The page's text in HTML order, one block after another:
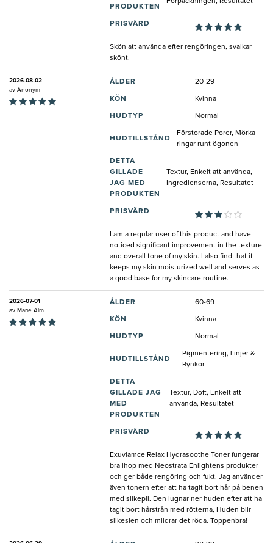
PRODUKTEN
PRISVÄRD
Skön att använda efter rengöringen, svalkar
skönt.
2026-08-02
av Anonym
ÅLDER 20-29
KÖN Kvinna
HUDTYP Normal
HUDTILLSTÅND
Förstorade Porer, Mörka
ringar runt ögonen
DETTA
GILLADE
JAG MED
PRODUKTEN
Textur, Enkelt att använda,
Ingredienserna, Resultatet
PRISVÄRD
I am a regular user of this product and have
noticed significant improvement in the texture
and overall tone of my skin. I also find that it
keeps my skin moisturized well and serves as
a good base for my skincare routine.
2026-07-01
av Marie Alm
ÅLDER 60-69
KÖN Kvinna
HUDTYP Normal
HUDTILLSTÅND
Pigmentering, Linjer &
Rynkor
DETTA
GILLADE JAG
MED
PRODUKTEN
Textur, Doft, Enkelt att
använda, Resultatet
PRISVÄRD
Exuviamce Relax Hydrasoothe Toner fungerar
bra ihop med Neostrata Enlightens produkter
och ger både rengöring och fukt. Jag använder
även tonern efter att ha tagit bort hår på benen
med silkepil. Den lugnar ner huden efter att ha
tagit bort hårstrån med rötterna, Huden blir
silkeslen och mildrar det röda. Toppenbra!